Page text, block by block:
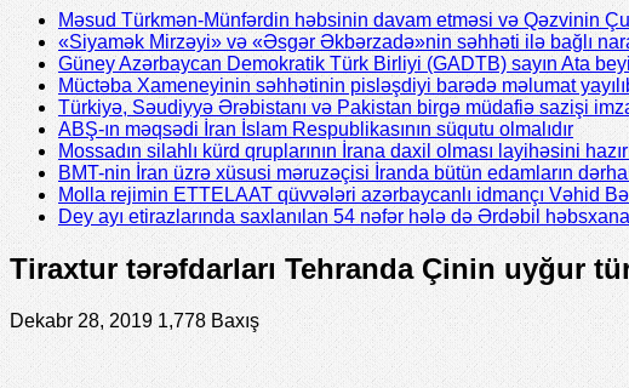
Məsud Türkmən-Münfərdin həbsinin davam etməsi və Qəzvinin
«Siyamək Mirzəyi» və «Əsgər Əkbərzadə»nin səhhəti ilə bağlı
Güney Azərbaycan Demokratik Türk Birliyi (GADTB) sayın Ata
Müctəba Xameneyinin səhhətinin pisləşdiyi barədə məlumat
Türkiyə, Səudiyyə Ərəbistanı və Pakistan birgə müdafiə sazişi
ABŞ-ın məqsədi İran İslam Respublikasının süqutu olmalıdır
Mossadın silahlı kürd qruplarının İrana daxil olması layihəsini
BMT-nin İran üzrə xüsusi məruzəçisi İranda bütün edamların dərhal
Molla rejimin ETTELAAT qüvvələri azərbaycanlı idmançı Vəhid
Dey ayı etirazlarında saxlanılan 54 nəfər hələ də Ərdəbil
Tiraxtur tərəfdarları Tehranda Çinin uyğur
Dekabr 28, 2019 1,778 Baxış